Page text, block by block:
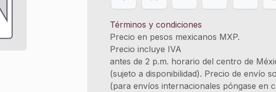
Términos y condiciones
Precio en pesos mexicanos MXP.
Precio incluye IVA
antes de 2 p.m. horario del centro de
(sujeto a disponibilidad). Precio de envío
(para envíos internacionales póngase en